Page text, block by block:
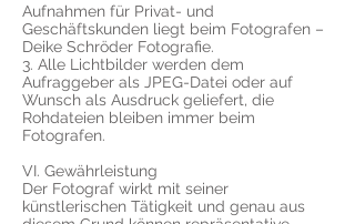
Aufnahmen für Privat- und
Geschäftskunden liegt beim Fotografen –
Deike Schröder Fotografie.
3. Alle Lichtbilder werden dem
Aufraggeber als JPEG-Datei oder auf
Wunsch als Ausdruck geliefert, die
Rohdateien bleiben immer beim
Fotografen.
​VI. Gewährleistung
​Der Fotograf wirkt mit seiner
künstlerischen Tätigkeit und genau aus